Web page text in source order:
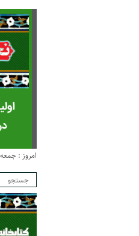
امروز : جمعه, ۱۶ مرداد ,